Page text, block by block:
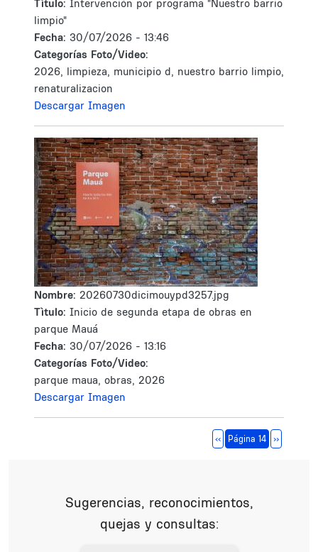
Tìtulo: Intervención por programa "Nuestro barrio
limpio"
Fecha: 30/07/2026 - 13:46
Categorías Foto/Video:
2026, limpieza, municipio d, nuestro barrio limpio,
renaturalizacion
Descargar Imagen
Nombre: 20260730dicimouypd3257.jpg
Tìtulo: Inicio de segunda etapa de obras en
parque Mauá
Fecha: 30/07/2026 - 13:16
Categorías Foto/Video:
parque maua, obras, 2026
Descargar Imagen
Página anterior
‹‹ Página 14 Siguiente
››
Sugerencias, reconocimientos,
quejas y consultas: